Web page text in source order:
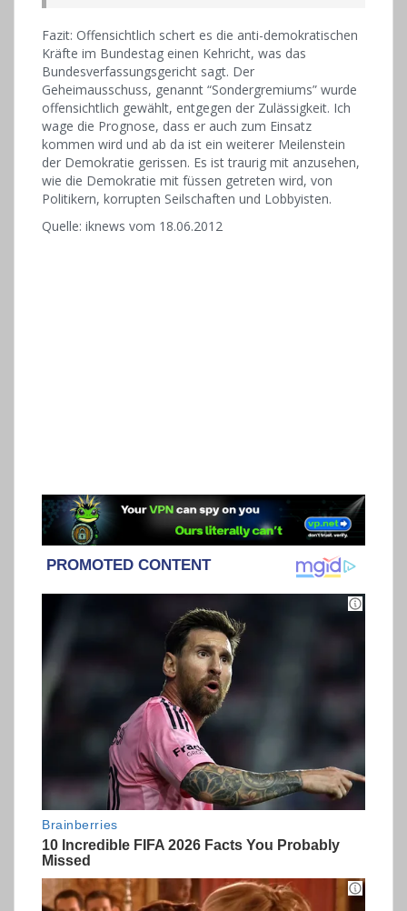
Fazit: Offensichtlich schert es die anti-demokratischen
Kräfte im Bundestag einen Kehricht, was das
Bundesverfassungsgericht sagt. Der
Geheimausschuss, genannt “Sondergremiums” wurde
offensichtlich gewählt, entgegen der Zulässigkeit. Ich
wage die Prognose, dass er auch zum Einsatz
kommen wird und ab da ist ein weiterer Meilenstein
der Demokratie gerissen. Es ist traurig mit anzusehen,
wie die Demokratie mit füssen getreten wird, von
Politikern, korrupten Seilschaften und Lobbyisten.
Quelle: iknews vom 18.06.2012